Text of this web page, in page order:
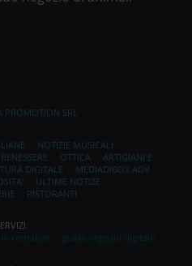
PROMOTION SRL
NOTIZIE MUSICALI
BENESSERE OTTICA
ARTIGIANI E
DIGITALE
MEDIADIBOX ADV
ULTIME NOTIZE
RISTORANTI
contabile guida negozio digitale